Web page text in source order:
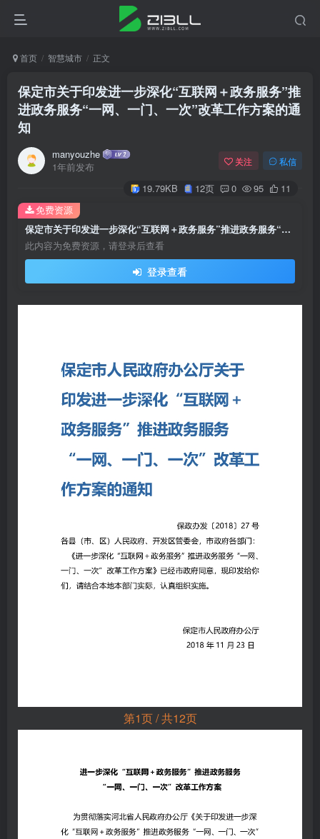
首页 智慧城市 正文
保定市关于印发进一步深化“互联网＋政务服务”推
进政务服务“一网、一门、一次”改革工作方案的通
知
manyouzhe
1年前发布
关注 私信
19.79KB 12页 0 95 11
保定市关于印发进一步深化“互联网＋政务服务”推进政务服务“一网、一门、一次”改革工作方案的通知
此内容为免费资源，请登录后查看
登录查看
免费资源
第1页 / 共12页